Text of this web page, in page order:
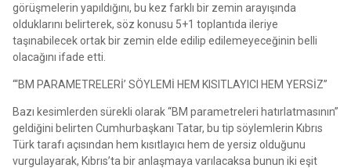
görüşmelerin yapıldığını, bu kez farklı bir zemin arayışında
olduklarını belirterek, söz konusu 5+1 toplantıda ileriye
taşınabilecek ortak bir zemin elde edilip edilemeyeceğinin belli
olacağını ifade etti.
“‘BM PARAMETRELERİ’ SÖYLEMİ HEM KISITLAYICI HEM YERSİZ”
Bazı kesimlerden sürekli olarak “BM parametreleri hatırlatmasının”
geldiğini belirten Cumhurbaşkanı Tatar, bu tip söylemlerin Kıbrıs
Türk tarafı açısından hem kısıtlayıcı hem de yersiz olduğunu
vurgulayarak, Kıbrıs’ta bir anlaşmaya varılacaksa bunun iki eşit